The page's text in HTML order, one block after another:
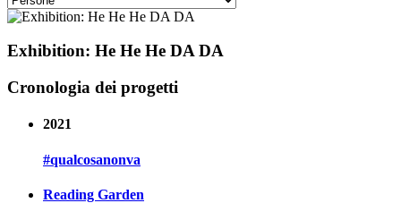
Exhibition: He He He DA DA
Cronologia dei progetti
2021
#qualcosanonva
Reading Garden